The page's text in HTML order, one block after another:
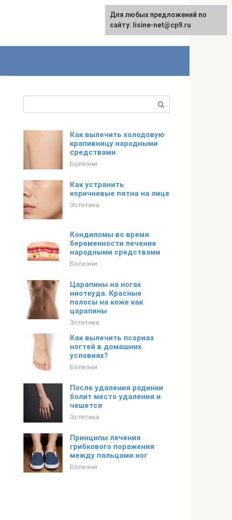
Как вылечить холодовую
крапивницу народными
средствами
Болезни
Как устранить
коричневые пятна на лице
Эстетика
Кондиломы во время
беременности лечение
народными средствами
Болезни
Царапины на ногах
ниоткуда. Красные
полосы на коже как
царапины
Эстетика
Как вылечить псориаз
ногтей в домашних
условиях?
Болезни
После удаления родинки
болит место удаления и
чешется
Эстетика
Принципы лечения
грибкового поражения
между пальцами ног
Болезни
Для любых предложений по
сайту: lisine-net@cp9.ru